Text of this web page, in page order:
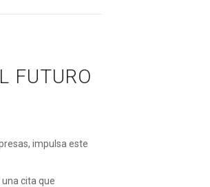
FUTURO
impulsa este
cita que